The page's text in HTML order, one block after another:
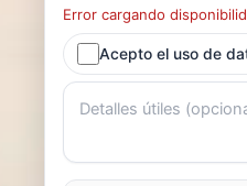
Error cargando
Acepto el uso de